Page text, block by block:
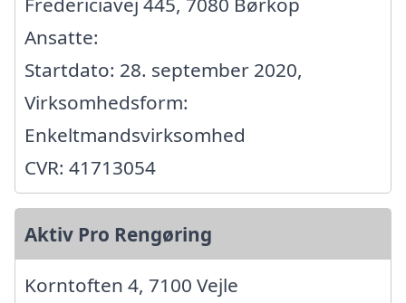
Ansatte:
Startdato: 28. september 2020,
Virksomhedsform:
Enkeltmandsvirksomhed
CVR: 41713054
Aktiv Pro Rengøring
Korntoften 4, 7100 Vejle